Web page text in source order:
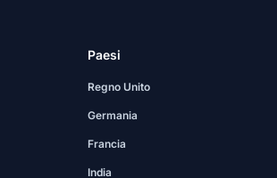
Paesi
Regno Unito
Germania
Francia
India